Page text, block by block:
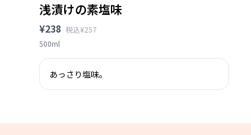
浅漬けの素塩味
¥238 税込¥257
500ml
あっさり塩味。